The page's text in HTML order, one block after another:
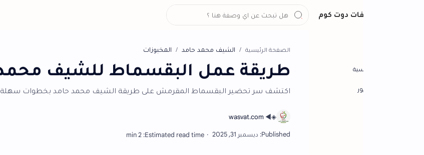
الشيف محمد حامد المخبوزات
طريقة عمل البقسماط للشيف محمد حامد
اكتشف سر تحضير البقسماط المقرمش على طريقة الشيف محمد حامد بخطوات سهلة ومكونات بسيطة.